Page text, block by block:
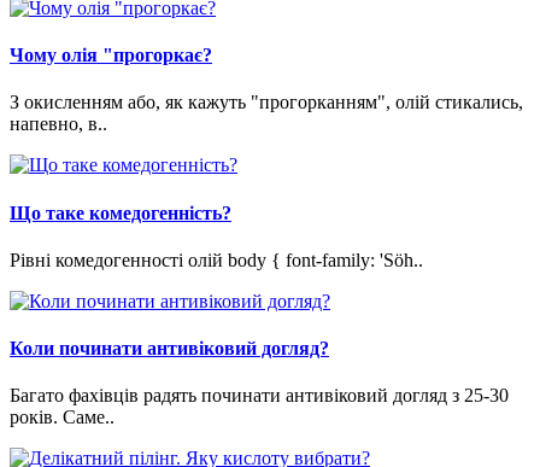
Чому олія "прогоркає?
З окисленням або, як кажуть "прогорканням", олій стикались,
напевно, в..
Що таке комедогенність?
Рівні комедогенності олій body { font-family: 'Söh..
Коли починати антивіковий догляд?
Багато фахівців радять починати антивіковий догляд з 25-30
років. Саме..